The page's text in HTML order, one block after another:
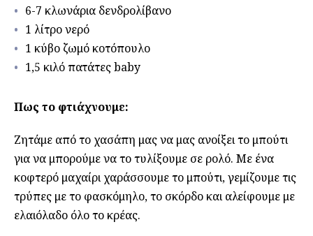
6-7 κλωνάρια δενδρολίβανο
1 λίτρo νερό
1 κύβο ζωμό κοτόπουλο
1,5 κιλό πατάτες baby
Πως το φτιάχνουμε:
Ζητάμε από το χασάπη μας να μας ανοίξει το μπούτι
για να μπορούμε να το τυλίξουμε σε ρολό. Με ένα
κοφτερό μαχαίρι χαράσσουμε το μπούτι, γεμίζουμε τις
τρύπες με το φασκόμηλο, το σκόρδο και αλείφουμε με
ελαιόλαδο όλο το κρέας.